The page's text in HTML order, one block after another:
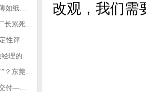
东莞喷油加工厂利润薄如纸？这四项基本
80%的东莞注塑喷油厂长累死累活，利
定量考核盯紧QCD，定性评价看好配合
东莞UV喷油工厂品质经理的四项核心管
“钱没少发，人却跑了”？东莞注塑喷油
稳良率、降损耗、保交付——东莞这家U
改观，我们需